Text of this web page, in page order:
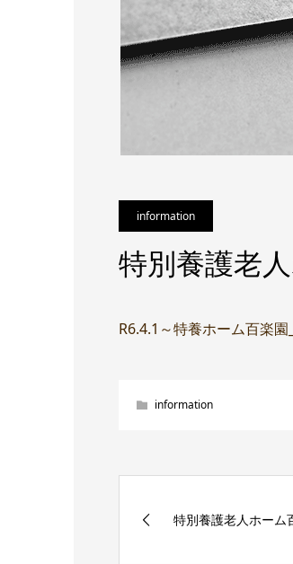
information
特別養護老
R6.4.1～特養ホーム百楽
information
特別養護老人ホーム